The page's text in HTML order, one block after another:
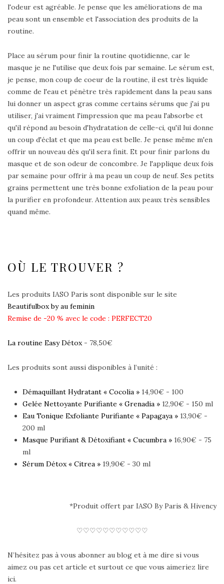
l'odeur est agréable. Je pense que les améliorations de ma
peau sont un ensemble et l'association des produits de la
routine.
Place au sérum pour finir la routine quotidienne, car le
masque je ne l'utilise que deux fois par semaine. Le sérum est,
je pense, mon coup de coeur de la routine, il est très liquide
comme de l'eau et pénètre très rapidement dans la peau sans
lui donner un aspect gras comme certains sérums que j'ai pu
utiliser, j'ai vraiment l'impression que ma peau l'absorbe et
qu'il répond au besoin d'hydratation de celle-ci, qu'il lui donne
un coup d'éclat et que ma peau est belle. Je pense même m'en
offrir un nouveau dès qu'il sera finit. Et pour finir parlons du
masque et de son odeur de concombre. Je l'applique deux fois
par semaine pour offrir à ma peau un coup de neuf. Ses petits
grains permettent une très bonne exfoliation de la peau pour
la purifier en profondeur. Attention aux peaux très sensibles
quand même.
OÙ LE TROUVER ?
Les produits IASO Paris sont disponible sur le site
Beautifulbox by au feminin
Remise de -20 % avec le code : PERFECT20
La routine Easy Détox - 78,50€
Les produits sont aussi disponibles à l’unité :
Démaquillant Hydratant « Cocolia » 14,90€ - 100
Gelée Nettoyante Purifiante « Grenadia » 12,90€ - 150 ml
Eau Tonique Exfoliante Purifiante « Papagaya » 13,90€ -
200 ml
Masque Purifiant & Détoxifiant « Cucumbra » 16,90€ - 75
ml
Sérum Détox « Citrea » 19,90€ - 30 ml
*Produit offert par IASO By Paris & Hivency
♡♡♡♡♡♡♡♡♡♡♡
N’hésitez pas à vous abonner au blog et à me dire si vous
aimez ou pas cet article et surtout ce que vous aimeriez lire
ici.